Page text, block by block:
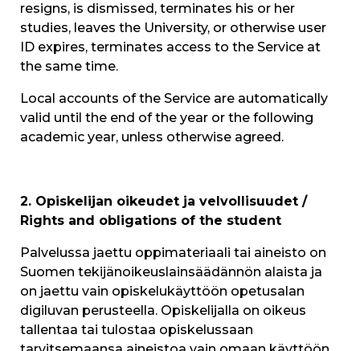
resigns, is dismissed, terminates his or her
studies, leaves the University, or otherwise user
ID expires, terminates access to the Service at
the same time.
Local accounts of the Service are automatically
valid until the end of the year or the following
academic year, unless otherwise agreed.
2. Opiskelijan oikeudet ja velvollisuudet /
Rights and obligations of the student
Palvelussa jaettu oppimateriaali tai aineisto on
Suomen tekijänoikeuslainsäädännön alaista ja
on jaettu vain opiskelukäyttöön opetusalan
digiluvan perusteella. Opiskelijalla on oikeus
tallentaa tai tulostaa opiskelussaan